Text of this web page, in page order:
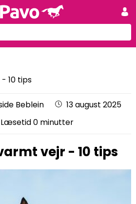
10 tips
Beblein
13 august 2025
Læsetid 0 minutter
vejr - 10 tips